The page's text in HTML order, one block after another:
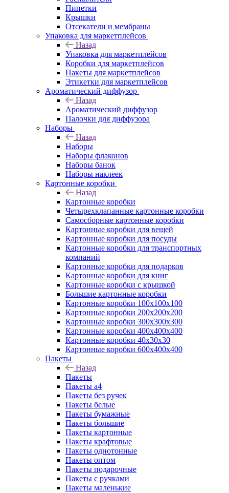
Пипетки
Крышки
Отсекатели и мембраны
Упаковка для маркетплейсов
Назад
Упаковка для маркетплейсов
Коробки для маркетплейсов
Пакеты для маркетплейсов
Этикетки для маркетплейсов
Ароматический диффузор
Назад
Ароматический диффузор
Палочки для диффузора
Наборы
Назад
Наборы
Наборы флаконов
Наборы банок
Наборы наклеек
Картонные коробки
Назад
Картонные коробки
Четырехклапанные картонные коробки
Самосборные картонные коробки
Картонные коробки для вещей
Картонные коробки для посуды
Картонные коробки для транспортных
компаний
Картонные коробки для подарков
Картонные коробки для книг
Картонные коробки с крышкой
Большие картонные коробки
Картонные коробки 100x100x100
Картонные коробки 200x200x200
Картонные коробки 300x300x300
Картонные коробки 400x400x400
Картонные коробки 40x30x30
Картонные коробки 600x400x400
Пакеты
Назад
Пакеты
Пакеты а4
Пакеты без ручек
Пакеты белые
Пакеты бумажные
Пакеты большие
Пакеты картонные
Пакеты крафтовые
Пакеты однотонные
Пакеты оптом
Пакеты подарочные
Пакеты с ручками
Пакеты маленькие